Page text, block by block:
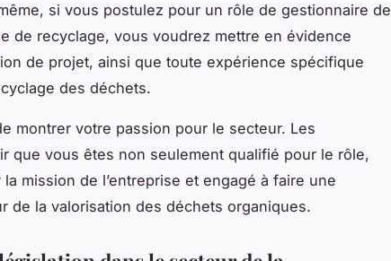
si vous postulez pour un rôle de gestionnaire de
de recyclage, vous voudrez mettre en évidence
de projet, ainsi que toute expérience spécifique
des déchets.
montrer votre passion pour le secteur. Les
que vous êtes non seulement qualifié pour le rôle,
mission de l’entreprise et engagé à faire une
de la valorisation des déchets organiques.